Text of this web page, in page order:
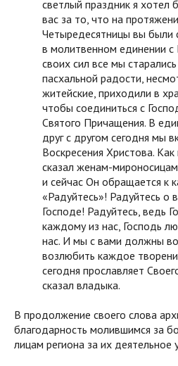
светлый праздник я хотел
вас за то, что на
Четыредесятницы вы были
в молитвенном единении
своих сил все мы
пасхальной радости,
житейские, приходили в
чтобы соединиться с
Святого Причащения. В
друг с другом сегодня мы
Воскресения Христова. Как
сказал женам-
и сейчас Он обращается к
«Радуйтесь»! Радуйтесь о
Господе! Радуйтесь, ведь
каждому из нас, Господь
нас. И мы с вами должны
возлюбить каждое
сегодня прославляет
сказал владыка.
В продолжение своего слова
благодарность молившимся за
лицам региона за их деятельное